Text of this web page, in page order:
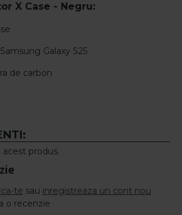
X Case - Negru:
Galaxy S25
de carbon
produs.
te sau inregistreaza un cont nou
o recenzie